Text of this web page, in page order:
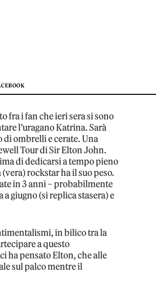
fra i fan che ieri sera si sono
l’uragano Katrina. Sarà
di ombrelli e cerate. Una
Tour di Sir Elton John.
di dedicarsi a tempo pieno
rockstar ha il suo peso.
in 3 anni – probabilmente
giugno (si replica stasera) e
in bilico tra la
a questo
ha pensato Elton, che alle
sul palco mentre il